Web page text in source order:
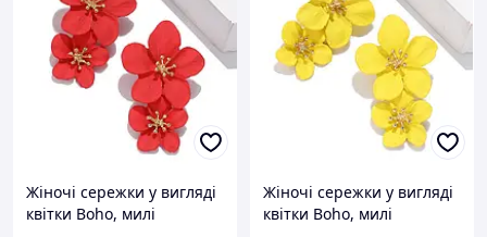
Жіночі сережки у вигляді
квітки Boho, милі
Жіночі сережки у вигляді
квітки Boho, милі